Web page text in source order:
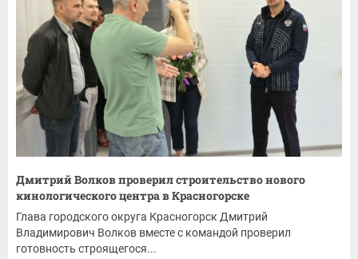
Дмитрий Волков проверил строительство нового
кинологического центра в Красногорске
Глава городского округа Красногорск Дмитрий
Владимирович Волков вместе с командой проверил
готовность строящегося...